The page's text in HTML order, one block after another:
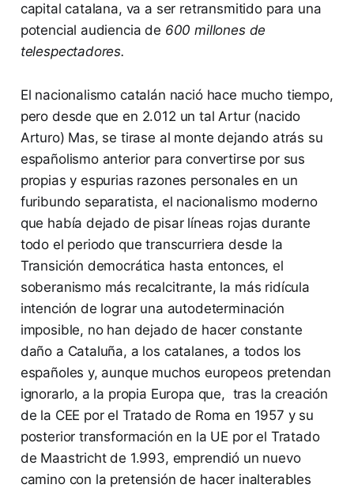
capital catalana, va a ser retransmitido para una
potencial audiencia de 600 millones de
telespectadores.
El nacionalismo catalán nació hace mucho tiempo,
pero desde que en 2.012 un tal Artur (nacido
Arturo) Mas, se tirase al monte dejando atrás su
españolismo anterior para convertirse por sus
propias y espurias razones personales en un
furibundo separatista, el nacionalismo moderno
que había dejado de pisar líneas rojas durante
todo el periodo que transcurriera desde la
Transición democrática hasta entonces, el
soberanismo más recalcitrante, la más ridícula
intención de lograr una autodeterminación
imposible, no han dejado de hacer constante
daño a Cataluña, a los catalanes, a todos los
españoles y, aunque muchos europeos pretendan
ignorarlo, a la propia Europa que, tras la creación
de la CEE por el Tratado de Roma en 1957 y su
posterior transformación en la UE por el Tratado
de Maastricht de 1.993, emprendió un nuevo
camino con la pretensión de hacer inalterables